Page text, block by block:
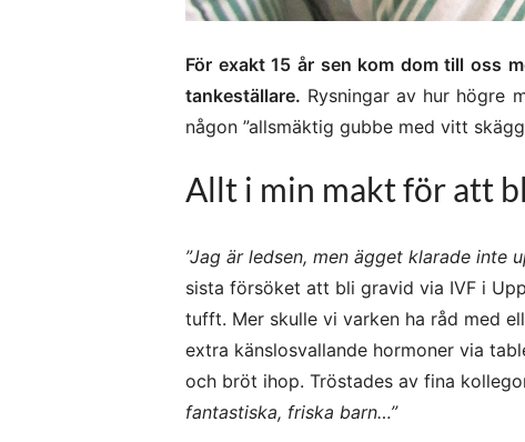
För exakt 15 år sen kom dom till oss
tankeställare. Rysningar av hur högre
någon ”allsmäktig gubbe med vitt
Allt i min makt för att
”Jag är ledsen, men ägget klarade inte
sista försöket att bli gravid via IVF i
tufft. Mer skulle vi varken ha råd med
extra känslosvallande hormoner via
och bröt ihop. Tröstades av fina
fantastiska, friska barn…”